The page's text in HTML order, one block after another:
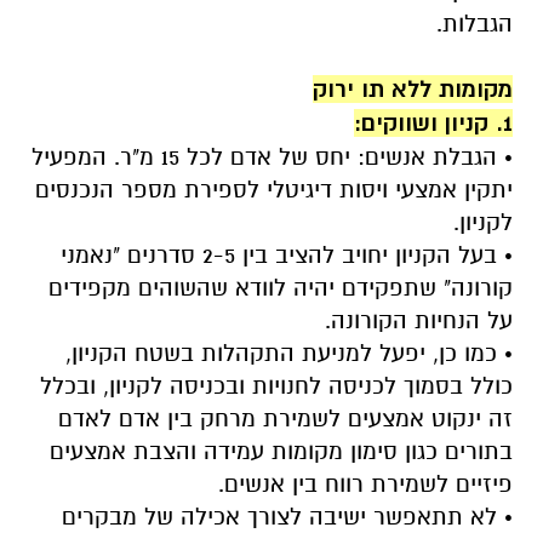
הגבלות.
מקומות ללא תו ירוק
1. קניון ושווקים:
• הגבלת אנשים: יחס של אדם לכל 15 מ"ר. המפעיל
יתקין אמצעי ויסות דיגיטלי לספירת מספר הנכנסים
לקניון.
• בעל הקניון יחויב להציב בין 2-5 סדרנים "נאמני
קורונה" שתפקידם יהיה לוודא שהשוהים מקפידים
על הנחיות הקורונה.
• כמו כן, יפעל למניעת התקהלות בשטח הקניון,
כולל בסמוך לכניסה לחנויות ובכניסה לקניון, ובכלל
זה ינקוט אמצעים לשמירת מרחק בין אדם לאדם
בתורים כגון סימון מקומות עמידה והצבת אמצעים
פיזיים לשמירת רווח בין אנשים.
• לא תתאפשר ישיבה לצורך אכילה של מבקרים